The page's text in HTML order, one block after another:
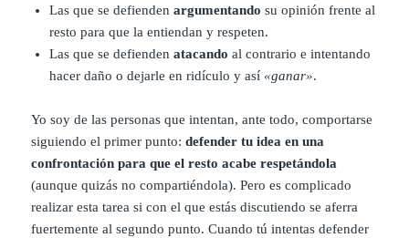
Las que se defiendenargumentando su opinión frente al
resto para que la entiendan y respeten.
Las que se defiendenatacando al contrario e intentando
hacer daño o dejarle en ridículo y así «ganar».
Yo soy de las personas que intentan, ante todo, comportarse
siguiendo el primer punto:defender tu idea en una
confrontación para que el resto acabe respetándola
(aunque quizás no compartiéndola). Pero es complicado
realizar esta tarea si con el que estás discutiendo se aferra
fuertemente al segundo punto. Cuando tú intentas defender